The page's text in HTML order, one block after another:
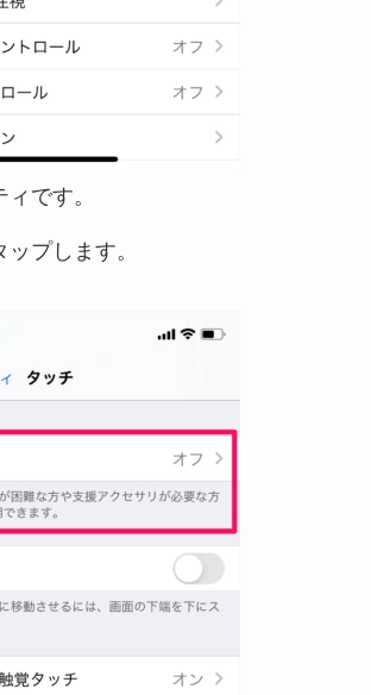
です。
ップします。